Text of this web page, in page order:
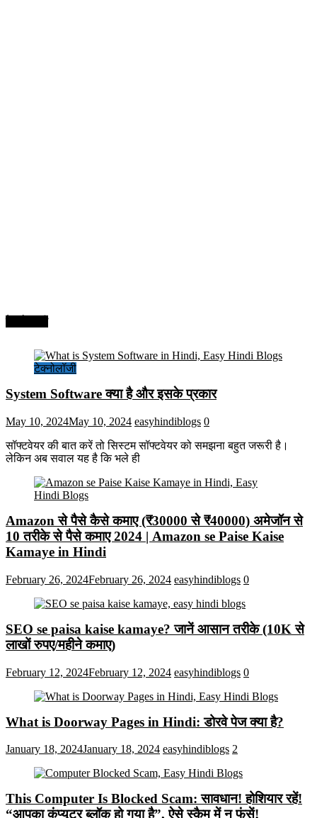
टेक्नोलॉजी
System Software क्या है और इसके प्रकार
May 10, 2024May 10, 2024 easyhindiblogs 0
सॉफ्टवेयर की बात करें तो सिस्टम सॉफ्टवेयर को समझना बहुत जरूरी है।
लेकिन अब सवाल यह है कि भले ही
Amazon से पैसे कैसे कमाए (₹30000 से ₹40000) अमेजॉन से
10 तरीके से पैसे कमाए 2024 | Amazon se Paise Kaise
Kamaye in Hindi
February 26, 2024February 26, 2024 easyhindiblogs 0
SEO se paisa kaise kamaye? जानें आसान तरीके (10K से
लाखों रुपए/महीने कमाए)
February 12, 2024February 12, 2024 easyhindiblogs 0
What is Doorway Pages in Hindi: डोरवे पेज क्या है?
January 18, 2024January 18, 2024 easyhindiblogs 2
This Computer Is Blocked Scam: सावधान! होशियार रहें!
“आपका कंप्यूटर ब्लॉक हो गया है”, ऐसे स्कैम में न फंसें!